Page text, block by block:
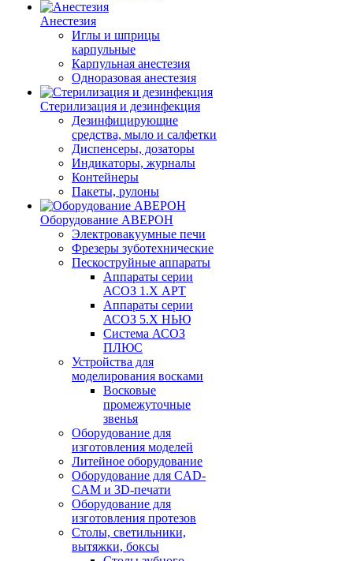
Анестезия
Иглы и шприцы
карпульные
Карпульная анестезия
Одноразовая анестезия
Стерилизация и дезинфекция
Дезинфицирующие
средства, мыло и салфетки
Диспенсеры, дозаторы
Индикаторы, журналы
Контейнеры
Пакеты, рулоны
Оборудование АВЕРОН
Электровакуумные печи
Фрезеры зуботехнические
Пескоструйные аппараты
Аппараты серии
АСОЗ 1.Х АРТ
Аппараты серии
АСОЗ 5.Х НЬЮ
Система АСОЗ
ПЛЮС
Устройства для
моделирования восками
Восковые
промежуточные
звенья
Оборудование для
изготовления моделей
Литейное оборудование
Оборудование для CAD-
CAM и 3D-печати
Оборудование для
изготовления протезов
Cтолы, светильники,
вытяжки, боксы